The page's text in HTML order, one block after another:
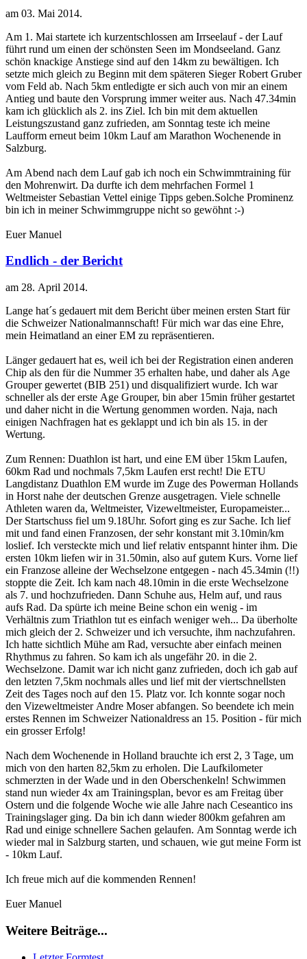
am 03. Mai 2014.
Am 1. Mai startete ich kurzentschlossen am Irrseelauf - der Lauf
führt rund um einen der schönsten Seen im Mondseeland. Ganz
schön knackige Anstiege sind auf den 14km zu bewältigen. Ich
setzte mich gleich zu Beginn mit dem späteren Sieger Robert Gruber
vom Feld ab. Nach 5km entledigte er sich auch von mir an einem
Antieg und baute den Vorsprung immer weiter aus. Nach 47.34min
kam ich glücklich als 2. ins Ziel. Ich bin mit dem aktuellen
Leistungszustand ganz zufrieden, am Sonntag teste ich meine
Laufform erneut beim 10km Lauf am Marathon Wochenende in
Salzburg.
Am Abend nach dem Lauf gab ich noch ein Schwimmtraining für
den Mohrenwirt. Da durfte ich dem mehrfachen Formel 1
Weltmeister Sebastian Vettel einige Tipps geben.Solche Prominenz
bin ich in meiner Schwimmgruppe nicht so gewöhnt :-)
Euer Manuel
Endlich - der Bericht
am 28. April 2014.
Lange hat´s gedauert mit dem Bericht über meinen ersten Start für
die Schweizer Nationalmannschaft! Für mich war das eine Ehre,
mein Heimatland an einer EM zu repräsentieren.
Länger gedauert hat es, weil ich bei der Registration einen anderen
Chip als den für die Nummer 35 erhalten habe, und daher als Age
Grouper gewertet (BIB 251) und disqualifiziert wurde. Ich war
schneller als der erste Age Grouper, bin aber 15min früher gestartet
und daher nicht in die Wertung genommen worden. Naja, nach
einigen Nachfragen hat es geklappt und ich bin als 15. in der
Wertung.
Zum Rennen: Duathlon ist hart, und eine EM über 15km Laufen,
60km Rad und nochmals 7,5km Laufen erst recht! Die ETU
Langdistanz Duathlon EM wurde im Zuge des Powerman Hollands
in Horst nahe der deutschen Grenze ausgetragen. Viele schnelle
Athleten waren da, Weltmeister, Vizeweltmeister, Europameister...
Der Startschuss fiel um 9.18Uhr. Sofort ging es zur Sache. Ich lief
mit und fand einen Franzosen, der sehr konstant mit 3.10min/km
loslief. Ich versteckte mich und lief relativ entspannt hinter ihm. Die
ersten 10km liefen wir in 31.50min, also auf gutem Kurs. Vorne lief
ein Franzose alleine der Wechselzone entgegen - nach 45.34min (!!)
stoppte die Zeit. Ich kam nach 48.10min in die erste Wechselzone
als 7. und hochzufrieden. Dann Schuhe aus, Helm auf, und raus
aufs Rad. Da spürte ich meine Beine schon ein wenig - im
Verhältnis zum Triathlon tut es einfach weniger weh... Da überholte
mich gleich der 2. Schweizer und ich versuchte, ihm nachzufahren.
Ich hatte sichtlich Mühe am Rad, versuchte aber einfach meinen
Rhythmus zu fahren. So kam ich als ungefähr 20. in die 2.
Wechselzone. Damit war ich nicht ganz zufrieden, doch ich gab auf
den letzten 7,5km nochmals alles und lief mit der viertschnellsten
Zeit des Tages noch auf den 15. Platz vor. Ich konnte sogar noch
den Vizeweltmeister Andre Moser abfangen. So beendete ich mein
erstes Rennen im Schweizer Nationaldress an 15. Position - für mich
ein grosser Erfolg!
Nach dem Wochenende in Holland brauchte ich erst 2, 3 Tage, um
mich von den harten 82,5km zu erholen. Die Laufkilometer
schmerzten in der Wade und in den Oberschenkeln! Schwimmen
stand nun wieder 4x am Trainingsplan, bevor es am Freitag über
Ostern und die folgende Woche wie alle Jahre nach Ceseantico ins
Trainingslager ging. Da bin ich dann wieder 800km gefahren am
Rad und einige schnellere Sachen gelaufen. Am Sonntag werde ich
wieder mal in Salzburg starten, und schauen, wie gut meine Form ist
- 10km Lauf.
Ich freue mich auf die kommenden Rennen!
Euer Manuel
Weitere Beiträge...